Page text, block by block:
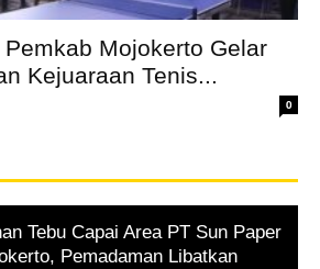
Mojokerto Gelar
Kejuaraan Tenis...
0
Tebu Capai Area PT Sun Paper
Pemadaman Libatkan